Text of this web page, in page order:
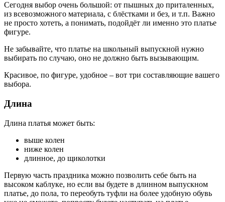
Сегодня выбор очень большой: от пышных до приталенных,
из всевозможного материала, с блёстками и без, и т.п. Важно
не просто хотеть, а понимать, подойдёт ли именно это платье
фигуре.
Не забывайте, что платье на школьный выпускной нужно
выбирать по случаю, оно не должно быть вызывающим.
Красивое, по фигуре, удобное – вот три составляющие вашего
выбора.
Длина
Длина платья может быть:
выше колен
ниже колен
длинное, до щиколотки
Первую часть праздника можно позволить себе быть на
высоком каблуке, но если вы будете в длинном выпускном
платье, до пола, то переобуть туфли на более удобную обувь